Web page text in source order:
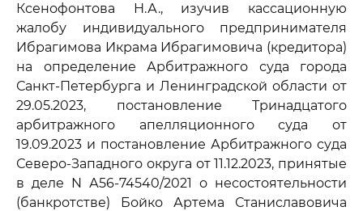
Ксенофонтова Н.А., изучив кассационную
жалобу индивидуального предпринимателя
Ибрагимова Икрама Ибрагимовича (кредитора)
на определение Арбитражного суда города
Санкт-Петербурга и Ленинградской области от
29.05.2023, постановление Тринадцатого
арбитражного апелляционного суда от
19.09.2023 и постановление Арбитражного суда
Северо-Западного округа от 11.12.2023, принятые
в деле N А56-74540/2021 о несостоятельности
(банкротстве) Бойко Артема Станиславовича